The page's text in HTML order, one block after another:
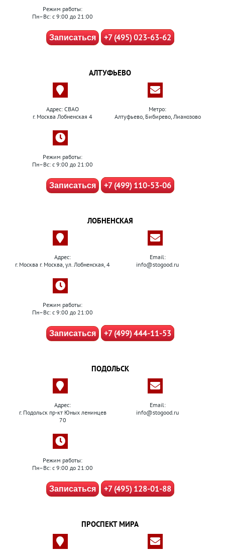
Режим работы:
Пн–Вс: с 9:00 до 21:00
Записаться +7 (495) 023-63-62
АЛТУФЬЕВО
Адрес: СВАО
г. Москва Лобненская 4
Метро:
Алтуфьево, Бибирево, Лианозово
Режим работы:
Пн–Вс: с 9:00 до 21:00
Записаться +7 (499) 110-53-06
ЛОБНЕНСКАЯ
Адрес:
г. Москва г. Москва, ул. Лобненская, 4
Email:
info@stogood.ru
Режим работы:
Пн–Вс: с 9:00 до 21:00
Записаться +7 (499) 444-11-53
ПОДОЛЬСК
Адрес:
г. Подольск пр-кт Юных ленинцев
70
Email:
info@stogood.ru
Режим работы:
Пн–Вс: с 9:00 до 21:00
Записаться +7 (495) 128-01-88
ПРОСПЕКТ МИРА